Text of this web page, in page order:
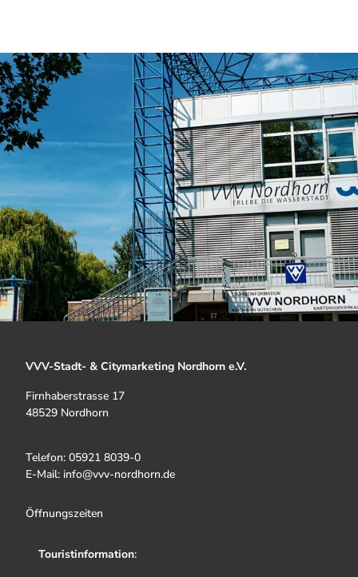
VVV-Stadt- & Citymarketing Nordhorn e.V.
Firnhaberstrasse 17
48529 Nordhorn
Telefon: 05921 8039-0
E-Mail: info@vvv-nordhorn.de
Öffnungszeiten
Touristinformation: